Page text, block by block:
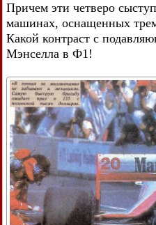
Причем эти четверо
машинах, оснащенных
Какой контраст с
Мэнселла в Ф1!